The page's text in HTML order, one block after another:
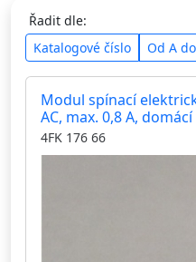
Řadit dle:
Katalogové číslo
Od A
Modul spínací
AC, max. 0,8 A,
4FK 176 66